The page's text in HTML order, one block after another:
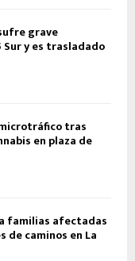
grave
y es trasladado
tras
en plaza de
familias afectadas
de caminos en La